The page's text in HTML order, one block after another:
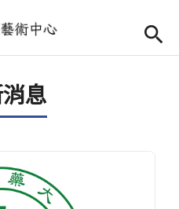
息